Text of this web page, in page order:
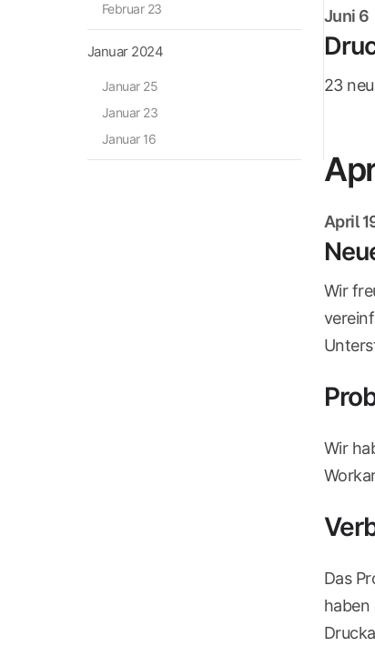
Februar 23
Januar 2024
Januar 25
Januar 23
Januar 16
Juni 6
23
April
Wir
Wir
Das
haben